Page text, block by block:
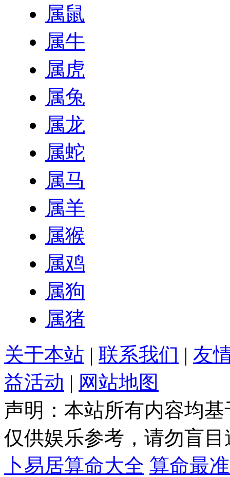
属鼠
属牛
属虎
属兔
属龙
属蛇
属马
属羊
属猴
属鸡
属狗
属猪
关于本站 | 联系我们 | 友
益活动 | 网站地图
声明：本站所有内容均
仅供娱乐参考，请勿盲目
卜易居算命大全 算命最